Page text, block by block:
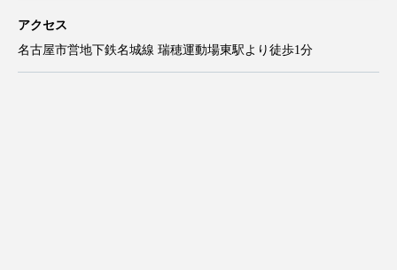
アクセス
名古屋市営地下鉄名城線 瑞穂運動場東駅より徒歩1分